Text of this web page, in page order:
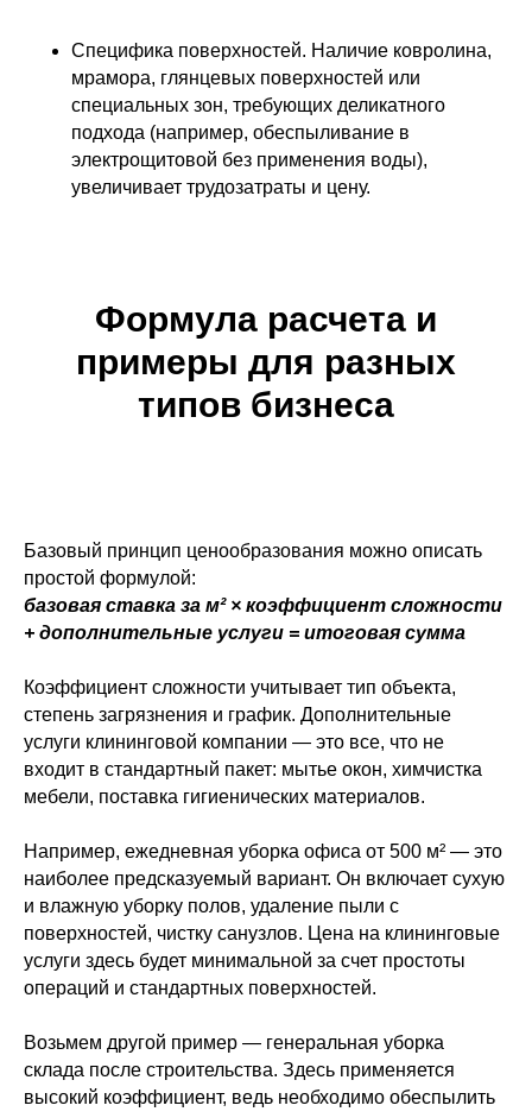
Специфика поверхностей. Наличие ковролина,
мрамора, глянцевых поверхностей или
специальных зон, требующих деликатного
подхода (например, обеспыливание в
электрощитовой без применения воды),
увеличивает трудозатраты и цену.
Формула расчета и
примеры для разных
типов бизнеса
Базовый принцип ценообразования можно описать
простой формулой:
базовая ставка за м² × коэффициент сложности
+ дополнительные услуги = итоговая сумма
Коэффициент сложности учитывает тип объекта,
степень загрязнения и график. Дополнительные
услуги клининговой компании — это все, что не
входит в стандартный пакет: мытье окон, химчистка
мебели, поставка гигиенических материалов.
Например, ежедневная уборка офиса от 500 м² — это
наиболее предсказуемый вариант. Он включает сухую
и влажную уборку полов, удаление пыли с
поверхностей, чистку санузлов. Цена на клининговые
услуги здесь будет минимальной за счет простоты
операций и стандартных поверхностей.
Возьмем другой пример — генеральная уборка
склада после строительства. Здесь применяется
высокий коэффициент, ведь необходимо обеспылить